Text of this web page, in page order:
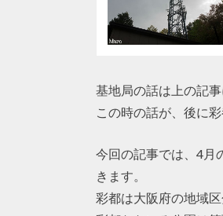
基地局の話は上の記事
この時の話が、後に
今回の記事では、4月
きます。
彩都は大阪府の地域